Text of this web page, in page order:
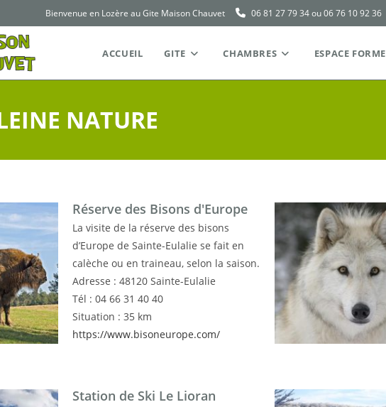
Bienvenue en Lozère au Gite Maison Chauvet 06 81 27 79 34 ou 06 76 10 92 36
ACCUEIL GITE CHAMBRES ESPACE FORME
NATURE
Réserve des Bisons d'Europe
La visite de la réserve des bisons
d’Europe de Sainte-Eulalie se fait en
calèche ou en traineau, selon la saison.
Adresse : 48120 Sainte-Eulalie
Tél : 04 66 31 40 40
Situation : 35 km
https://www.bisoneurope.com/
Station de Ski Le Lioran